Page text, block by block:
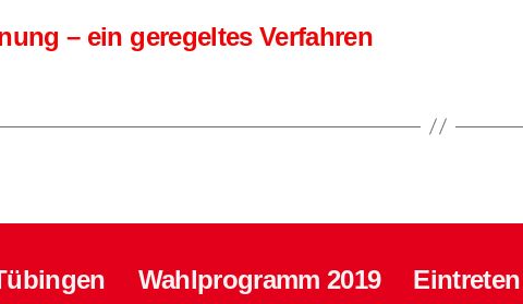
– ein geregeltes Verfahren
Wahlprogramm 2019 Eintreten